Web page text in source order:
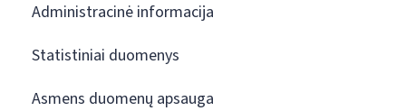
Administracinė informacija
Statistiniai duomenys
Asmens duomenų apsauga